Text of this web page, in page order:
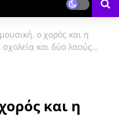
ο χορός και η
και δύο λαούς…
και η